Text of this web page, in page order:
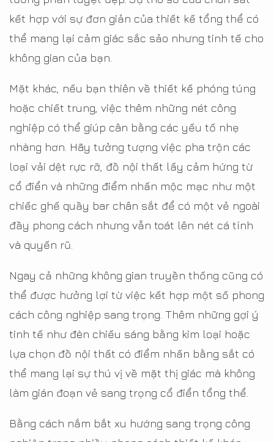
kết hợp với sự đơn giản của thiết kế tổng thể có
thể mang lại cảm giác sắc sảo nhưng tinh tế cho
không gian của bạn.
Mặt khác, nếu bạn thiên về thiết kế phóng túng
hoặc chiết trung, việc thêm những nét công
nghiệp có thể giúp cân bằng các yếu tố nhẹ
nhàng hơn. Hãy tưởng tượng việc pha trộn các
loại vải dệt rực rỡ, đồ nội thất lấy cảm hứng từ
cổ điển và những điểm nhấn mộc mạc như một
chiếc ghế quầy bar chân sắt để có một vẻ ngoài
đầy phong cách nhưng vẫn toát lên nét cá tính
và quyến rũ.
Ngay cả những không gian truyền thống cũng có
thể được hưởng lợi từ việc kết hợp một số phong
cách công nghiệp sang trọng. Thêm những gợi ý
tinh tế như đèn chiếu sáng bằng kim loại hoặc
lựa chọn đồ nội thất có điểm nhấn bằng sắt có
thể mang lại sự thú vị về mặt thị giác mà không
làm gián đoạn vẻ sang trọng cổ điển tổng thể.
Bằng cách nắm bắt xu hướng sang trọng công